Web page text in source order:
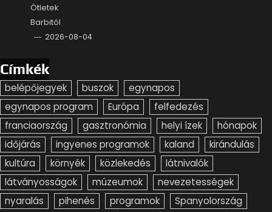
Ötletek
Barbitól
2026-08-04
Címkék
belépőjegyek buszok
egynapos
egynapos program
Európa
felfedezés
franciaország
gasztronómia helyi ízek
hónapok
időjárás
ingyenes programok kaland
kirándulás
kultúra
környék közlekedés
látnivalók
látványosságok
múzeumok
nevezetességek
nyaralás
pihenés programok
Spanyolország